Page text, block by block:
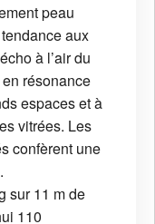
peau
aux
à l’air du
résonance
espaces et à
vitrées. Les
confèrent une
sur 11 m de
110